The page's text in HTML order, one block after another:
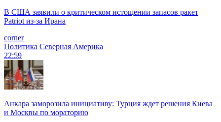
В США заявили о критическом истощении запасов ракет
Patriot из-за Ирана
corner
Политика Северная Америка
22:59
Анкара заморозила инициативу: Турция ждет решения Киева
и Москвы по мораторию